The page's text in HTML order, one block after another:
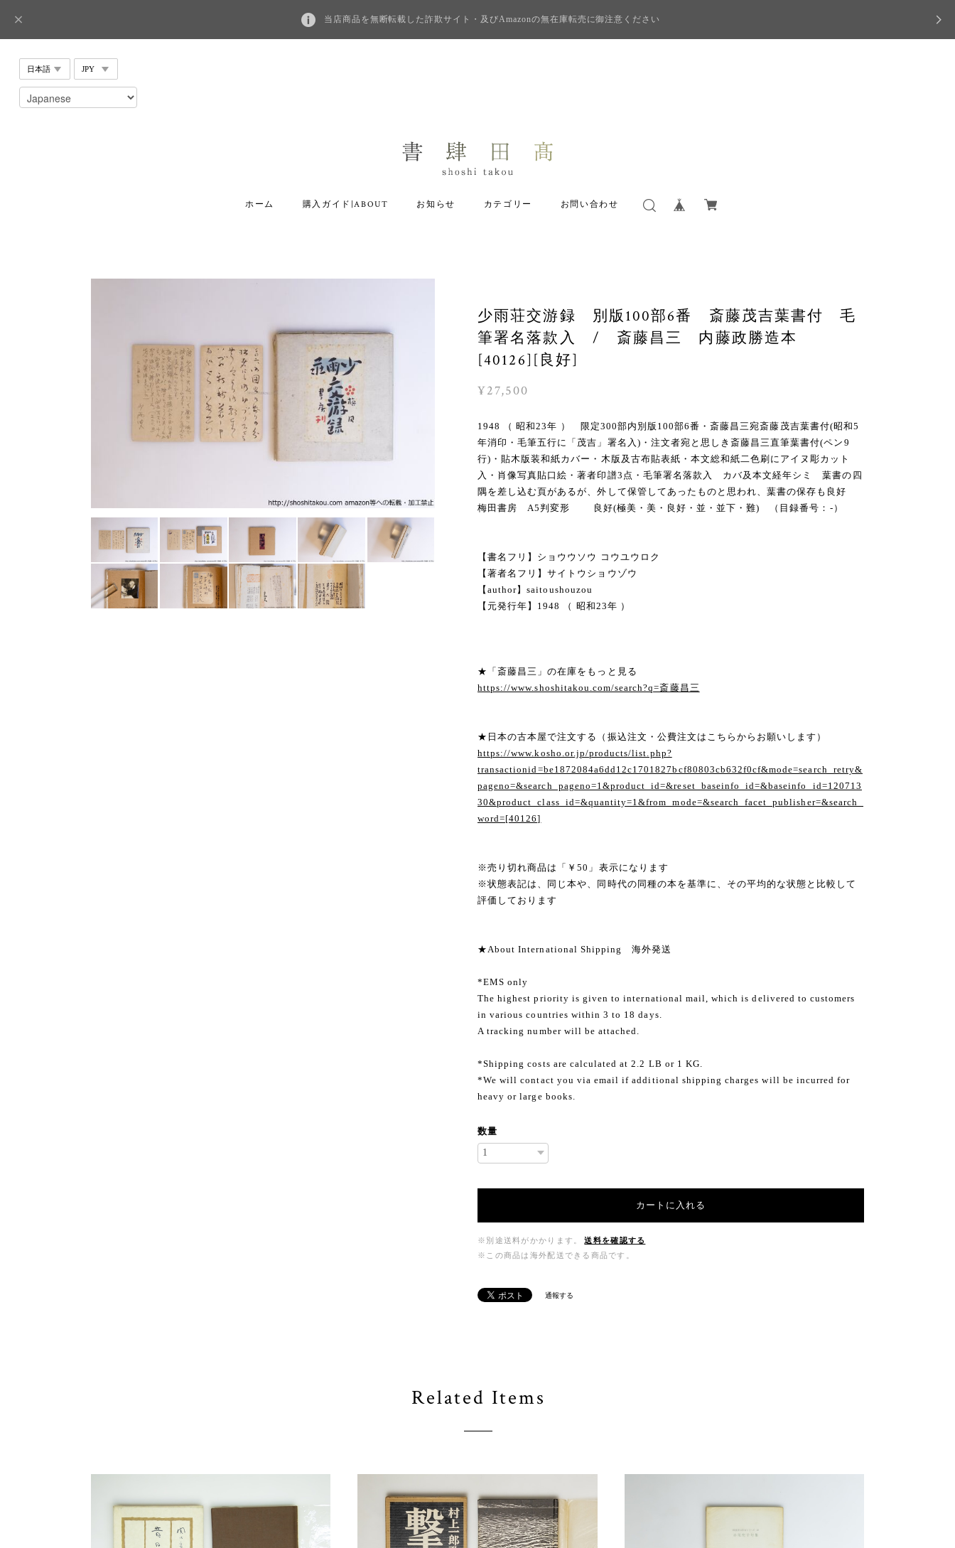
当店商品を無断転載した詐欺サイト・及びAmazonの無在庫転売に御注意ください
ホーム 購入ガイド|ABOUT お知らせ カテゴリー お問い合わせ
少雨荘交游録 別版100部6番 斎藤茂吉葉書付 毛
筆署名落款入 / 斎藤昌三 内藤政勝造本
[40126][良好]
¥27,500
1948 （ 昭和23年 ） 限定300部内別版100部6番・斎藤昌三宛斎藤茂吉葉書付(昭和5
年消印・毛筆五行に「茂吉」署名入)・注文者宛と思しき斎藤昌三直筆葉書付(ペン9
行)・貼木版装和紙カバー・木版及古布貼表紙・本文総和紙二色刷にアイヌ彫カット
入・肖像写真貼口絵・著者印譜3点・毛筆署名落款入 カバ及本文経年シミ 葉書の四
隅を差し込む頁があるが、外して保管してあったものと思われ、葉書の保存も良好
梅田書房 A5判変形 良好(極美・美・良好・並・並下・難) （目録番号：-）
【書名フリ】ショウウソウ コウユウロク
【著者名フリ】サイトウショウゾウ
【author】saitoushouzou
【元発行年】1948 （ 昭和23年 ）
★「斎藤昌三」の在庫をもっと見る
https://www.shoshitakou.com/search?q=斎藤昌三
★日本の古本屋で注文する（振込注文・公費注文はこちらからお願いします）
https://www.kosho.or.jp/products/list.php?
transactionid=be1872084a6dd12c1701827bcf80803cb632f0cf&mode=search_retry&
pageno=&search_pageno=1&product_id=&reset_baseinfo_id=&baseinfo_id=120713
30&product_class_id=&quantity=1&from_mode=&search_facet_publisher=&search_
word=[40126]
※売り切れ商品は「￥50」表示になります
※状態表記は、同じ本や、同時代の同種の本を基準に、その平均的な状態と比較して
評価しております
★About International Shipping 海外発送
*EMS only
The highest priority is given to international mail, which is delivered to customers
in various countries within 3 to 18 days.
A tracking number will be attached.
*Shipping costs are calculated at 2.2 LB or 1 KG.
*We will contact you via email if additional shipping charges will be incurred for
heavy or large books.
数量
カートに入れる
※別途送料がかかります。
送料を確認する
※この商品は海外配送できる商品です。
通報する
Related Items